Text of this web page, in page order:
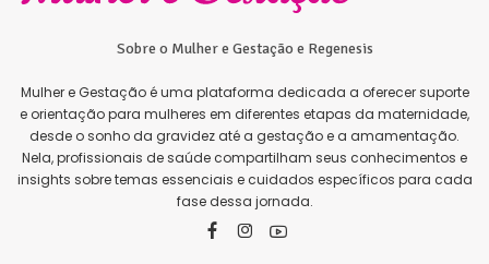
Sobre o Mulher e Gestação e Regenesis
Mulher e Gestação é uma plataforma dedicada a oferecer suporte
e orientação para mulheres em diferentes etapas da maternidade,
desde o sonho da gravidez até a gestação e a amamentação.
Nela, profissionais de saúde compartilham seus conhecimentos e
insights sobre temas essenciais e cuidados específicos para cada
fase dessa jornada.